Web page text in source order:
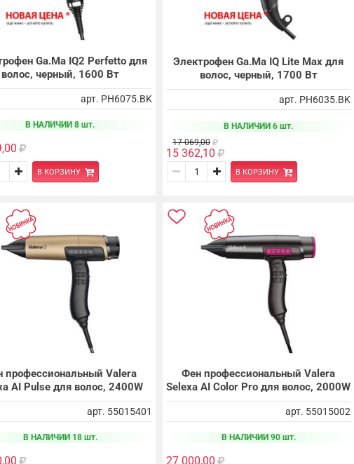
Ga.Ma IQ2 Perfetto для
волос, черный, 1600 Вт
арт. PH6075.BK
В НАЛИЧИИ 8 шт.
В КОРЗИНУ
Электрофен Ga.Ma IQ Lite Max для
волос, черный, 1700 Вт
арт. PH6035.BK
В НАЛИЧИИ 6 шт.
17 069,00
15 362,10
В КОРЗИНУ
профессиональный Valera
AI Pulse для волос, 2400W
арт. 55015401
В НАЛИЧИИ 18 шт.
Фен профессиональный Valera
Selexa AI Color Pro для волос, 2000W
арт. 55015002
В НАЛИЧИИ 90 шт.
27 000,00